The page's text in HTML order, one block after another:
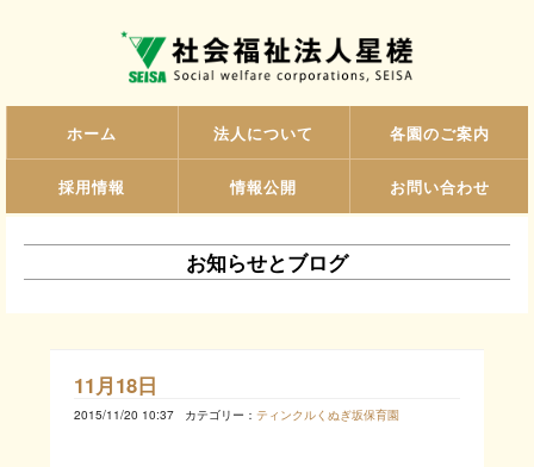
ホーム 法人について 各園のご案内
採用情報 情報公開 お問い合わせ
お知らせとブログ
11月18日
2015/11/20 10:37 カテゴリー： ティンクルくぬぎ坂保育園